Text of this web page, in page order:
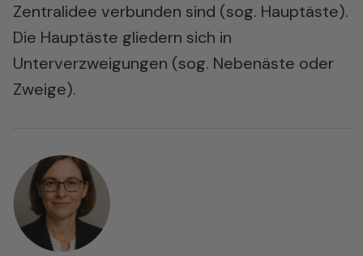
Zentralidee verbunden sind (sog. Hauptäste).
Die Hauptäste gliedern sich in
Unterverzweigungen (sog. Nebenäste oder
Zweige).